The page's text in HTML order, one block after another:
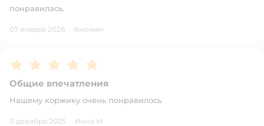
понравилась.
07 января 2026 · Аноним
Рейтинг:5
Общие впечатления
Нашему коржику очень понравилось
11 декабря 2025 · Инна М.